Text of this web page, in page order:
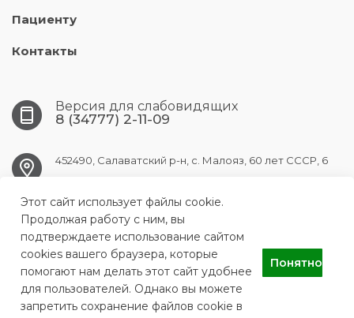
Пациенту
Контакты
Версия для слабовидящих
8 (34777) 2-11-09
452490, Салаватский р-н, с. Малояз, 60 лет СССР, 6
maloyaz.crb@doctorrb.ru
ГБУЗ РБ Малоязовская центральная районная больница
Этот сайт использует файлы cookie.
Продолжая работу с ним, вы
подтверждаете использование сайтом
cookies вашего браузера, которые
помогают нам делать этот сайт удобнее
для пользователей. Однако вы можете
запретить сохранение файлов cookie в
Понятно